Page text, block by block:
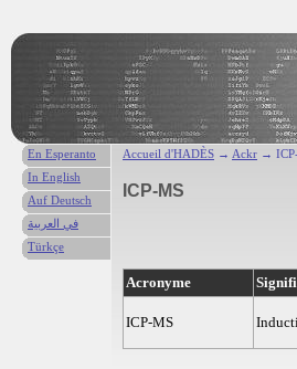
Accueil d'HADÈS → Ackr →
ICP-MS
Acronyme
ICP-MS
En Esperanto
In English
Auf Deutsch
في العربية
Türkçe